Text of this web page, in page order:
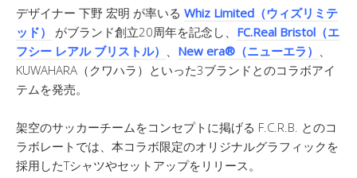
デザイナー 下野 宏明 が率いる Whiz Limited（ウィズリミテ
ッド）
がブランド創立20周年を記念し、 FC.Real Bristol（エ
フシー レアル ブリストル）
New era®（ニューエラ）
KUWAHARA（クワハラ）といった3ブランドとのコラボアイ
テムを発売。
架空のサッカーチームをコンセプトに掲げる F.C.R.B. とのコ
ラボレートでは、本コラボ限定のオリジナルグラフィックを
採用したTシャツやセットアップをリリース。